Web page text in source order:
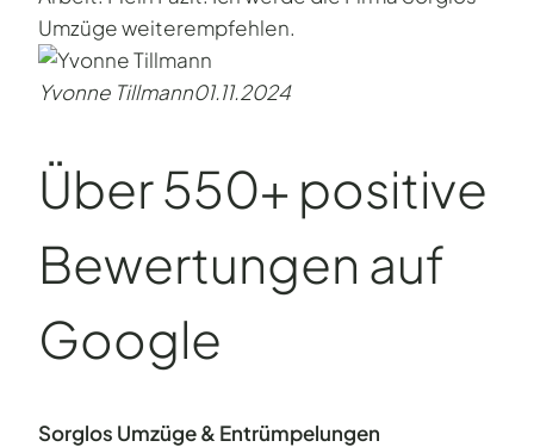
Umzüge weiterempfehlen.
Yvonne Tillmann01.11.2024
Über 550+ positive
Bewertungen auf
Google
Sorglos Umzüge & Entrümpelungen